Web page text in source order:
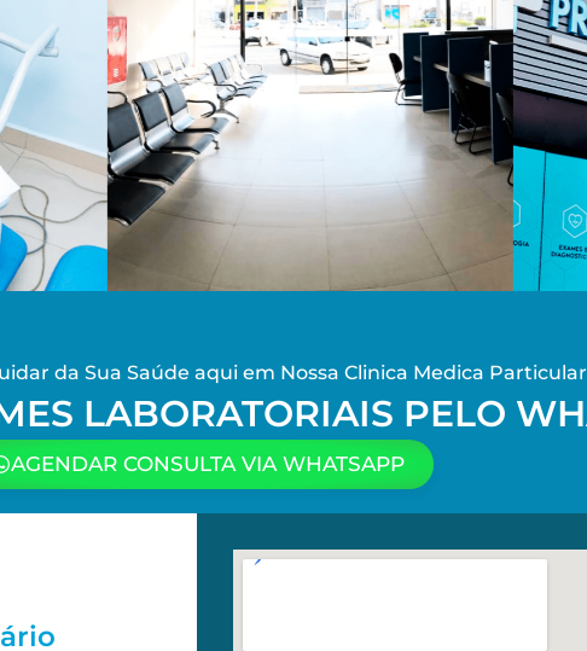
da Sua Saúde aqui em Nossa Clinica Medica
LABORATORIAIS PELO
AGENDAR CONSULTA VIA WHATSAPP